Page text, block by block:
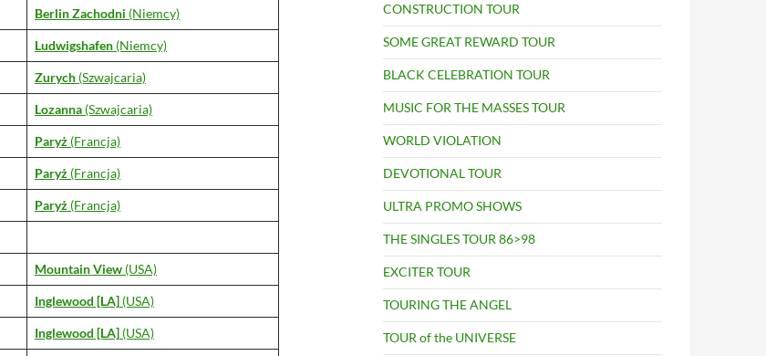
Berlin Zachodni (Niemcy)
Ludwigshafen (Niemcy)
Zurych (Szwajcaria)
Lozanna (Szwajcaria)
Paryż (Francja)
Paryż (Francja)
Paryż (Francja)
Mountain View (USA)
Inglewood [LA] (USA)
Inglewood [LA] (USA)
CONSTRUCTION TOUR
SOME GREAT REWARD TOUR
BLACK CELEBRATION TOUR
MUSIC FOR THE MASSES TOUR
WORLD VIOLATION
DEVOTIONAL TOUR
ULTRA PROMO SHOWS
THE SINGLES TOUR 86>98
EXCITER TOUR
TOURING THE ANGEL
TOUR of the UNIVERSE